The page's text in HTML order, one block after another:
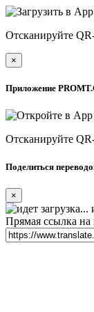
Отсканируйте
×
Приложение
Отсканируйте
Поделиться
×
Прямая ссылка на